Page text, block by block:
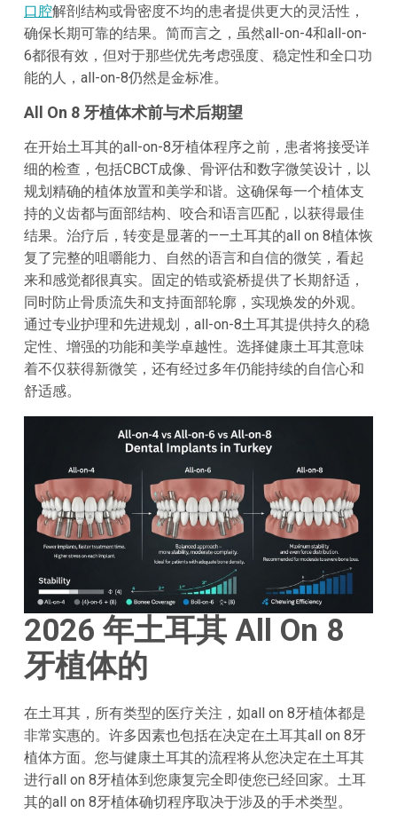
口腔解剖结构或骨密度不均的患者提供更大的灵活性，
确保长期可靠的结果。简而言之，虽然all-on-4和all-on-
6都很有效，但对于那些优先考虑强度、稳定性和全口功
能的人，all-on-8仍然是金标准。
All On 8 牙植体术前与术后期望
在开始土耳其的all-on-8牙植体程序之前，患者将接受详
细的检查，包括CBCT成像、骨评估和数字微笑设计，以
规划精确的植体放置和美学和谐。这确保每一个植体支
持的义齿都与面部结构、咬合和语言匹配，以获得最佳
结果。治疗后，转变是显著的——土耳其的all on 8植体恢
复了完整的咀嚼能力、自然的语言和自信的微笑，看起
来和感觉都很真实。固定的锆或瓷桥提供了长期舒适，
同时防止骨质流失和支持面部轮廓，实现焕发的外观。
通过专业护理和先进规划，all-on-8土耳其提供持久的稳
定性、增强的功能和美学卓越性。选择健康土耳其意味
着不仅获得新微笑，还有经过多年仍能持续的自信心和
舒适感。
2026 年土耳其 All On 8
牙植体的
在土耳其，所有类型的医疗关注，如all on 8牙植体都是
非常实惠的。许多因素也包括在决定在土耳其all on 8牙
植体方面。您与健康土耳其的流程将从您决定在土耳其
进行all on 8牙植体到您康复完全即使您已经回家。土耳
其的all on 8牙植体确切程序取决于涉及的手术类型。